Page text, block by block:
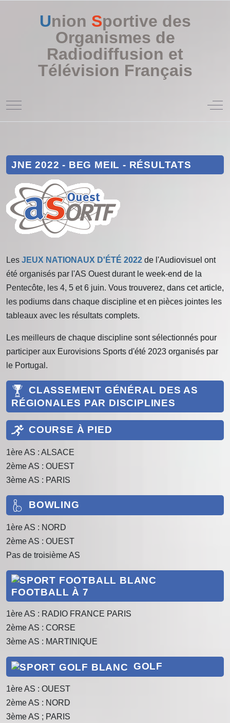
Union Sportive des
Organismes de
Radiodiffusion et
Télévision Français
Mobile Menu Toggle Off-
JNE 2022 - BEG MEIL - RÉSULTATS
Les JEUX NATIONAUX D'ÉTÉ 2022 de l'Audiovisuel ont
été organisés par l'AS Ouest durant le week-end de la
Pentecôte, les 4, 5 et 6 juin. Vous trouverez, dans cet article,
les podiums dans chaque discipline et en pièces jointes les
tableaux avec les résultats complets.
Les meilleurs de chaque discipline sont sélectionnés pour
participer aux Eurovisions Sports d'été 2023 organisés par
le Portugal.
CLASSEMENT GÉNÉRAL DES AS
RÉGIONALES PAR DISCIPLINES
COURSE À PIED
1ère AS : ALSACE
2ème AS : OUEST
3ème AS : PARIS
BOWLING
1ère AS : NORD
2ème AS : OUEST
Pas de troisième AS
FOOTBALL À 7
1ère AS : RADIO FRANCE PARIS
2ème AS : CORSE
3ème AS : MARTINIQUE
GOLF
1ère AS : OUEST
2ème AS : NORD
3ème AS ; PARIS